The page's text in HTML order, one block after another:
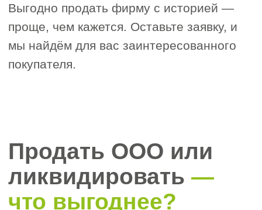
сотни клиентов ждут подходящие
Юристы и аналитики подготовят
все документы, устранят
возможные риски и обеспечат
юридическую чистоту сделки;
Готовность к сделке —
ваше преимущество
Чем быстрее вы будете готовы к